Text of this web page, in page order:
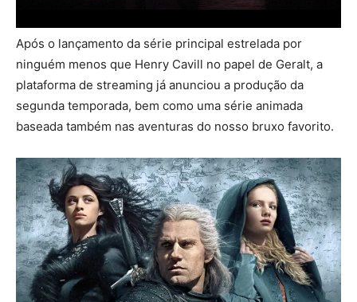
Após o lançamento da série principal estrelada por
ninguém menos que Henry Cavill no papel de Geralt, a
plataforma de streaming já anunciou a produção da
segunda temporada, bem como uma série animada
baseada também nas aventuras do nosso bruxo favorito.